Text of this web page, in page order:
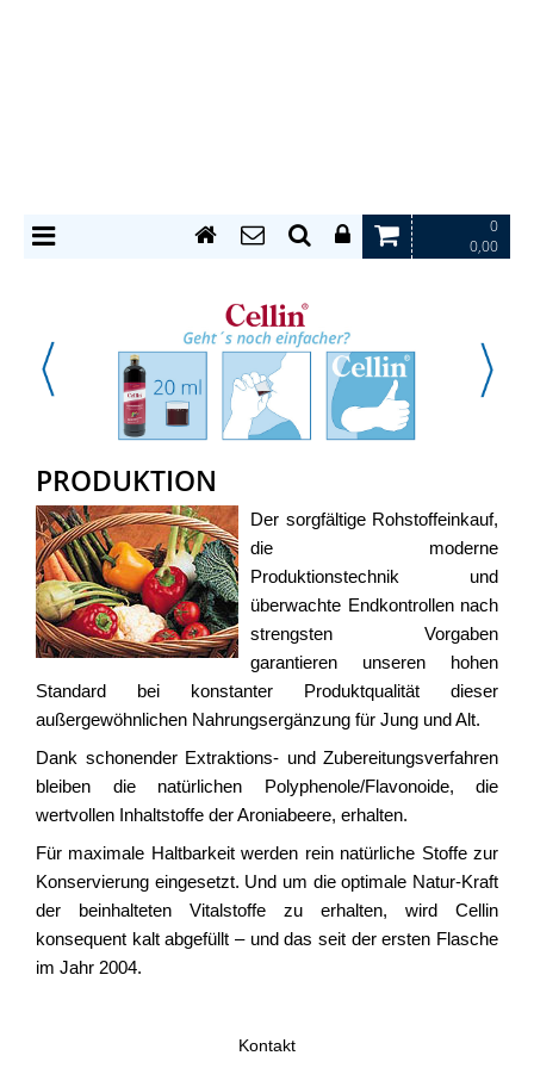
0
0,00
PRODUKTION
Der sorgfältige Rohstoffeinkauf,
die moderne
Produktionstechnik und
überwachte Endkontrollen nach
strengsten Vorgaben
garantieren unseren hohen
Standard bei konstanter Produktqualität dieser
außergewöhnlichen Nahrungsergänzung für Jung und Alt.
Dank schonender Extraktions- und Zubereitungsverfahren
bleiben die natürlichen Polyphenole/Flavonoide, die
wertvollen Inhaltstoffe der Aroniabeere, erhalten.
Für maximale Haltbarkeit werden rein natürliche Stoffe zur
Konservierung eingesetzt. Und um die optimale Natur-Kraft
der beinhalteten Vitalstoffe zu erhalten, wird Cellin
konsequent kalt abgefüllt – und das seit der ersten Flasche
im Jahr 2004.
Kontakt